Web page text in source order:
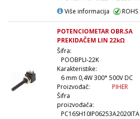
Više informacija
ROHS
POTENCIOMETAR OBR.SA
PREKIDAČEM LIN 22kΩ
Šifra:
POOBPLI-22K
Karakteristike:
6 mm 0,4W 300° 500V DC
Proizvođač:
PIHER
Šifra
proizvođača:
PC16SH10IP06253A2020ITA